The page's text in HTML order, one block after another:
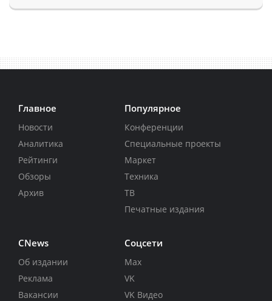
Главное
Новости
Аналитика
Рейтинги
Обзоры
Архив
Популярное
Конференции
Специальные проекты
Маркет
Техника
ТВ
Печатные издания
CNews
Об издании
Реклама
Вакансии
Соцсети
Max
VK
VK Видео